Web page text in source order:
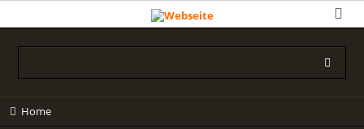
Navigation
überspringen
Home